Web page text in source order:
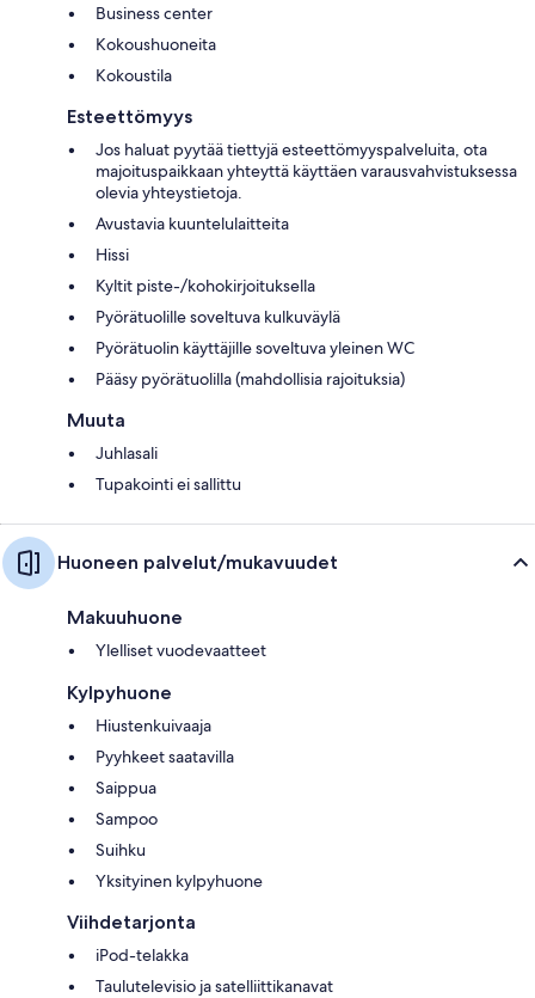
Business center
Kokoushuoneita
Kokoustila
Esteettömyys
Jos haluat pyytää tiettyjä esteettömyyspalveluita, ota
majoituspaikkaan yhteyttä käyttäen varausvahvistuksessa
olevia yhteystietoja.
Avustavia kuuntelulaitteita
Hissi
Kyltit piste-/kohokirjoituksella
Pyörätuolille soveltuva kulkuväylä
Pyörätuolin käyttäjille soveltuva yleinen WC
Pääsy pyörätuolilla (mahdollisia rajoituksia)
Muuta
Juhlasali
Tupakointi ei sallittu
Huoneen palvelut/mukavuudet
Makuuhuone
Ylelliset vuodevaatteet
Kylpyhuone
Hiustenkuivaaja
Pyyhkeet saatavilla
Saippua
Sampoo
Suihku
Yksityinen kylpyhuone
Viihdetarjonta
iPod-telakka
Taulutelevisio ja satelliittikanavat